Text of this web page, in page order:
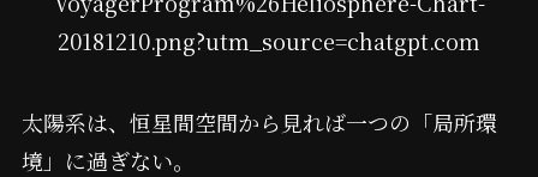
太陽系は、恒星間空間から見れば一つの「局所環
境」に過ぎない。